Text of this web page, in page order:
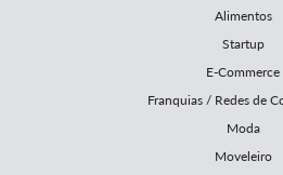
Alimentos
Startup
E-Commerce
Franquias / Redes de
Moda
Moveleiro